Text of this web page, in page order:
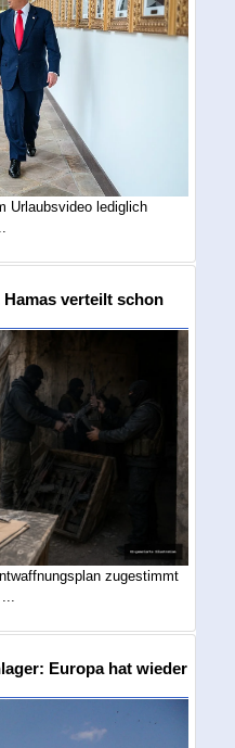
Urlaubsvideo lediglich
Hamas verteilt schon
zugestimmt
Europa hat wieder